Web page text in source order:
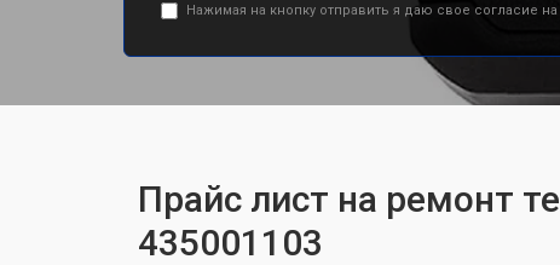
Нажимая на кнопку отправить я даю свое согласие на
Прайс лист на ремонт
435001103